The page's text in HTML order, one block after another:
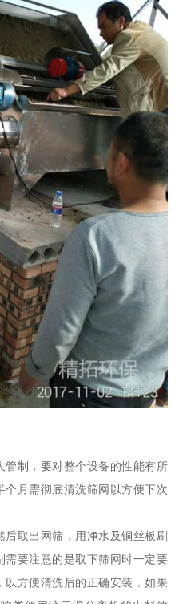
制，要对整个设备的性能有所
月需彻底清洗筛网以方便下次
取出网筛，用净水及铜丝板刷
要注意的是取下筛网时一定要
方便清洗后的正确安装，如果